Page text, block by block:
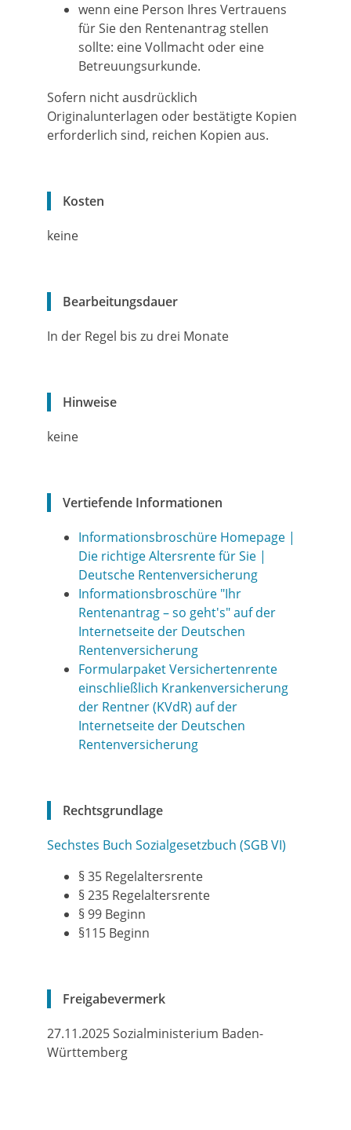
wenn eine Person Ihres Vertrauens
für Sie den Rentenantrag stellen
sollte: eine Vollmacht oder eine
Betreuungsurkunde.
Sofern nicht ausdrücklich
Originalunterlagen oder bestätigte Kopien
erforderlich sind, reichen Kopien aus.
Kosten
keine
Bearbeitungsdauer
In der Regel bis zu drei Monate
Hinweise
keine
Vertiefende Informationen
Informationsbroschüre Homepage |
Die richtige Altersrente für Sie |
Deutsche Rentenversicherung
Informationsbroschüre "Ihr
Rentenantrag – so geht's" auf der
Internetseite der Deutschen
Rentenversicherung
Formularpaket Versichertenrente
einschließlich Krankenversicherung
der Rentner (KVdR) auf der
Internetseite der Deutschen
Rentenversicherung
Rechtsgrundlage
Sechstes Buch Sozialgesetzbuch (SGB VI)
§ 35 Regelaltersrente
§ 235 Regelaltersrente
§ 99 Beginn
§115 Beginn
Freigabevermerk
27.11.2025 Sozialministerium Baden-
Württemberg